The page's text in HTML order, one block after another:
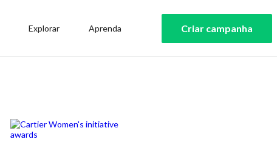
Explorar Aprenda Criar campanha